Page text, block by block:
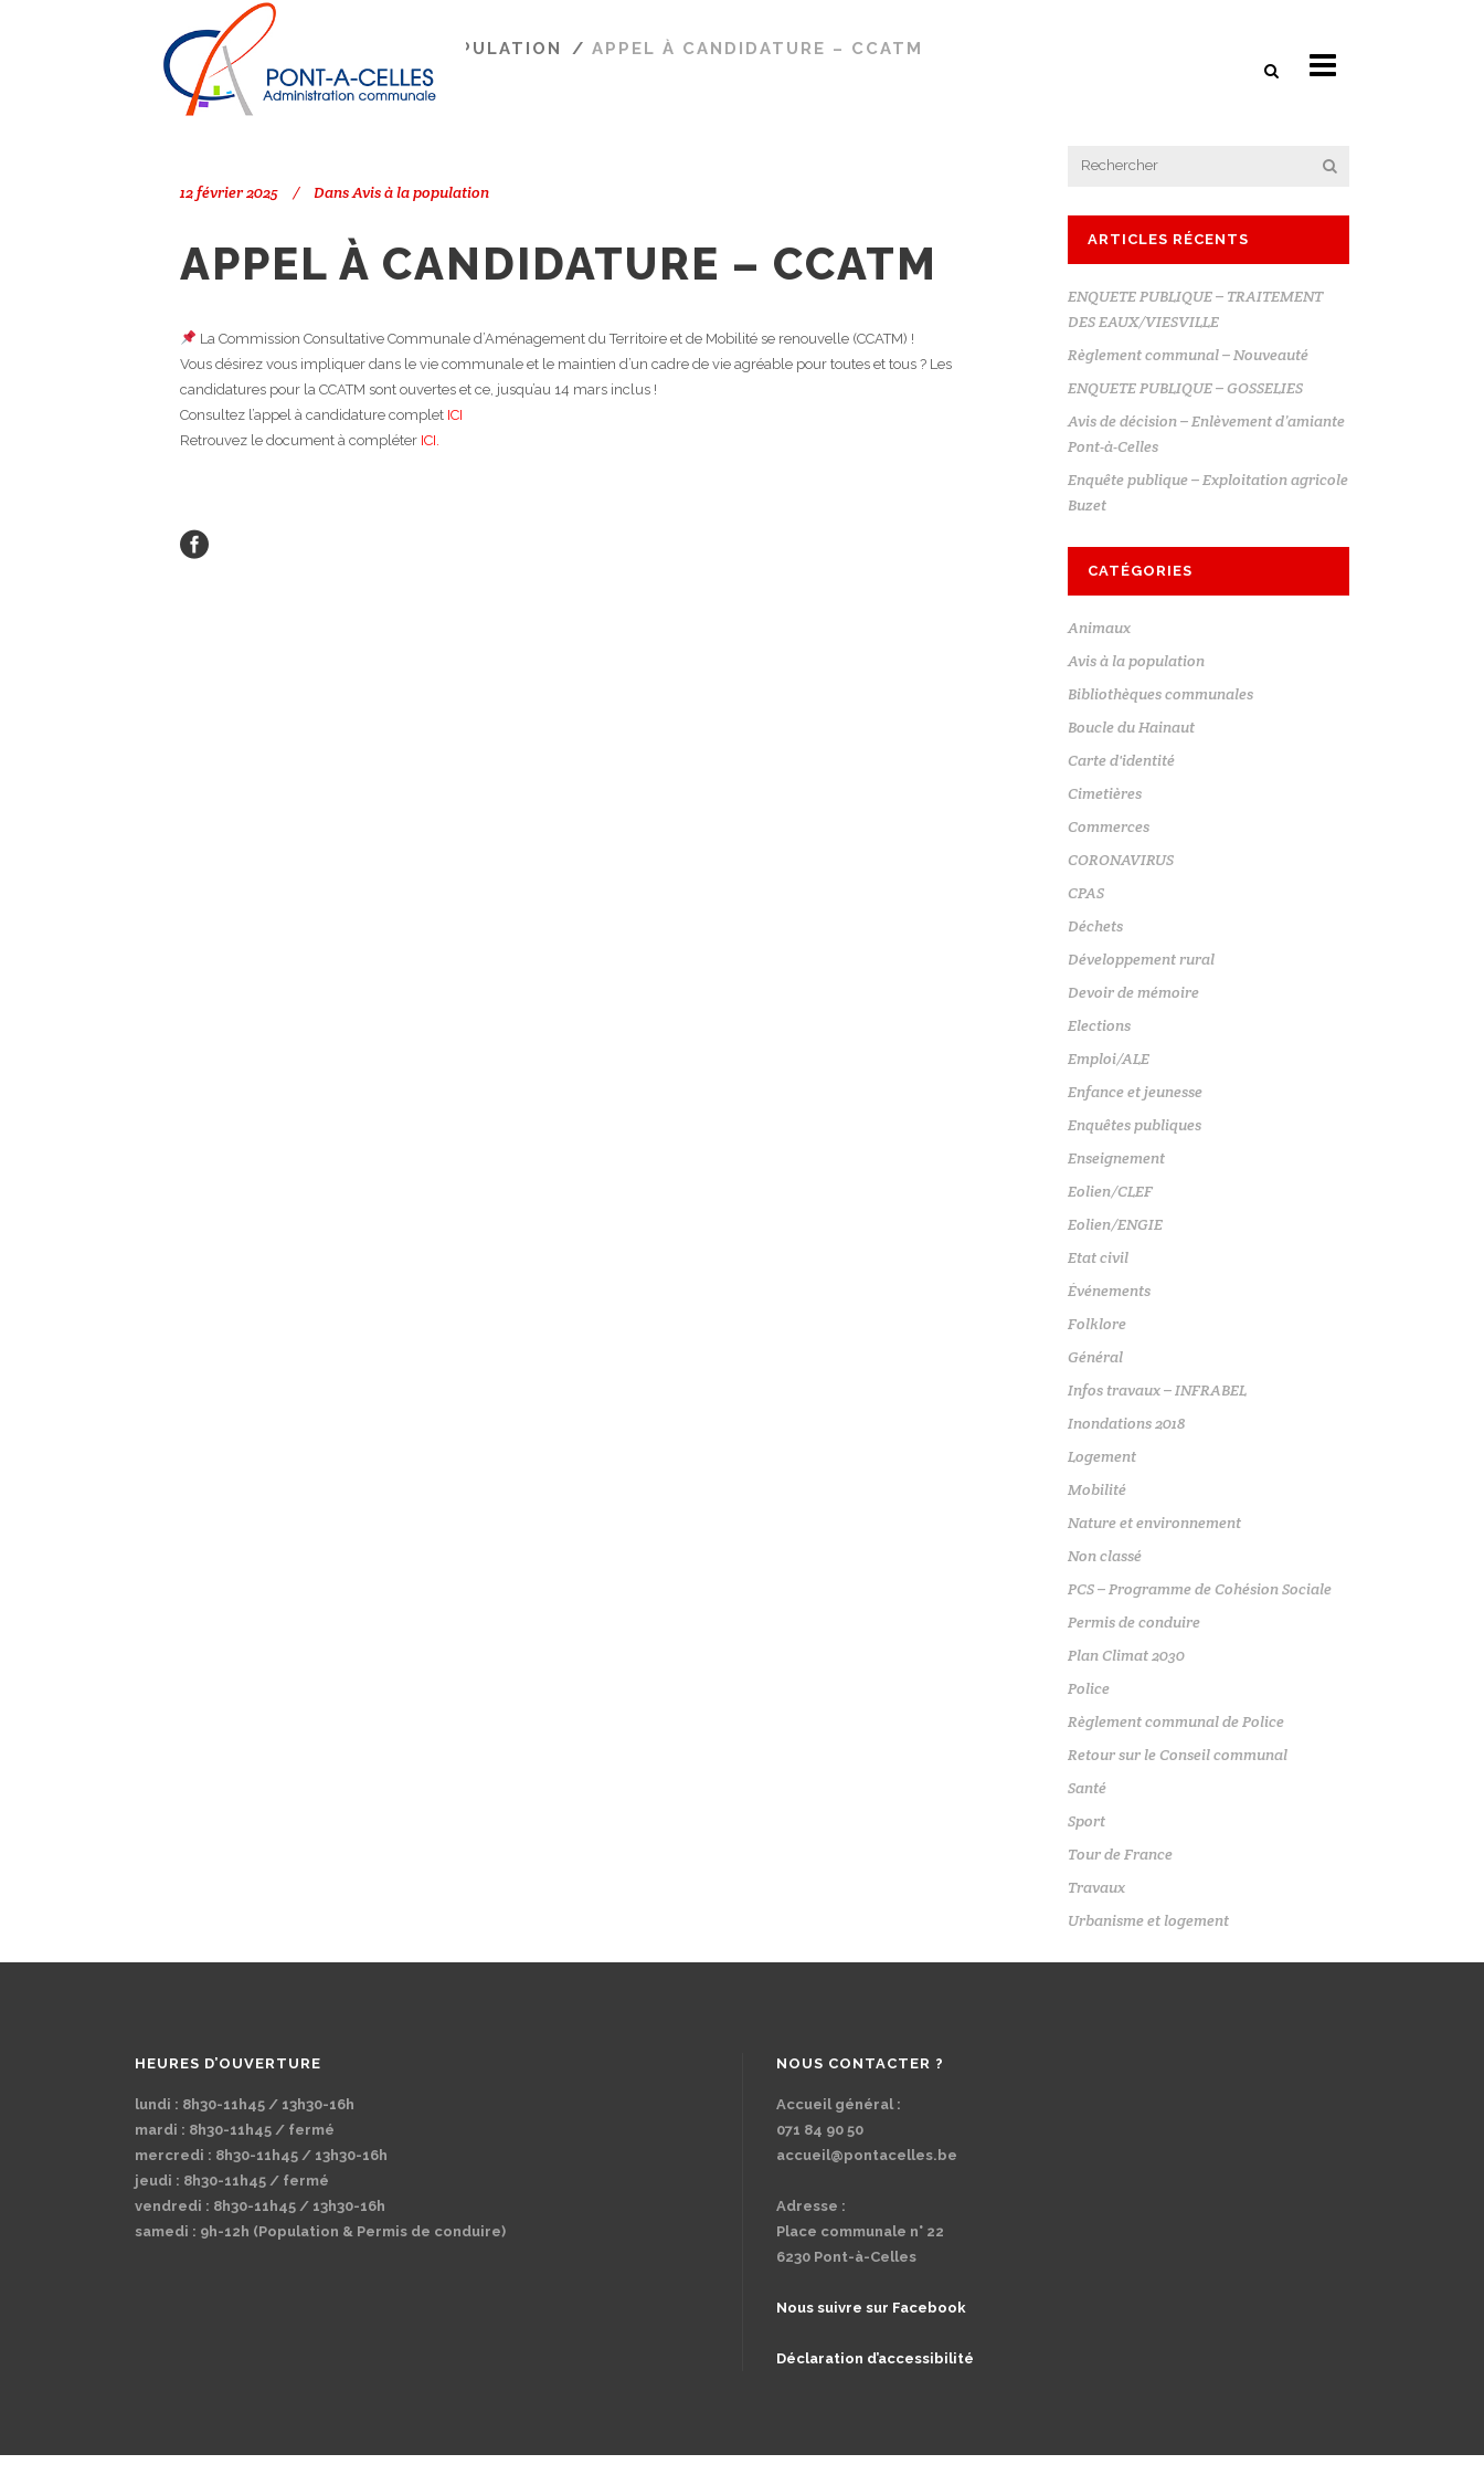
PONT-À-CELLES AVIS À LA POPULATION / APPEL À CANDIDATURE – CCATM
12 février 2025 DansAvis à la population
APPEL À CANDIDATURE – CCATM
La Commission Consultative Communale d’Aménagement du Territoire et de Mobilité se renouvelle (CCATM) !
Vous désirez vous impliquer dans le vie communale et le maintien d’un cadre de vie agréable pour toutes et tous ? Les
candidatures pour la CCATM sont ouvertes et ce, jusqu’au 14 mars inclus !
Consultez l’appel à candidature complet ICI
Retrouvez le document à compléter ICI.
ARTICLES RÉCENTS
ENQUETE PUBLIQUE – TRAITEMENT
DES EAUX/VIESVILLE
Règlement communal – Nouveauté
ENQUETE PUBLIQUE – GOSSELIES
Avis de décision – Enlèvement d’amiante
Pont-à-Celles
Enquête publique – Exploitation agricole
Buzet
CATÉGORIES
Animaux
Avis à la population
Bibliothèques communales
Boucle du Hainaut
Carte d'identité
Cimetières
Commerces
CORONAVIRUS
CPAS
Déchets
Développement rural
Devoir de mémoire
Elections
Emploi/ALE
Enfance et jeunesse
Enquêtes publiques
Enseignement
Eolien/CLEF
Eolien/ENGIE
Etat civil
Événements
Folklore
Général
Infos travaux – INFRABEL
Inondations 2018
Logement
Mobilité
Nature et environnement
Non classé
PCS – Programme de Cohésion Sociale
Permis de conduire
Plan Climat 2030
Police
Règlement communal de Police
Retour sur le Conseil communal
Santé
Sport
Tour de France
Travaux
Urbanisme et logement
HEURES D’OUVERTURE
lundi : 8h30-11h45 / 13h30-16h
mardi : 8h30-11h45 / fermé
mercredi : 8h30-11h45 / 13h30-16h
jeudi : 8h30-11h45 / fermé
vendredi : 8h30-11h45 / 13h30-16h
samedi : 9h-12h (Population & Permis de conduire)
NOUS CONTACTER ?
Accueil général :
071 84 90 50
accueil@pontacelles.be
Adresse :
Place communale n° 22
6230 Pont-à-Celles
Nous suivre sur Facebook
Déclaration d’accessibilité